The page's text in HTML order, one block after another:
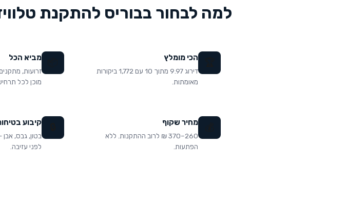
למה לבחור בבוריס להתקנת
הכי מומלץ
דירוג 9.97 מתוך 10 עם 1,772 ביקורות
מאומתות.
מביא הכל
זרועות,
מוכן לכל
מחיר שקוף
260–370 ₪ לרוב ההתקנות. ללא
הפתעות.
קיבוע
בטון, גבס,
לפני עזיבה.